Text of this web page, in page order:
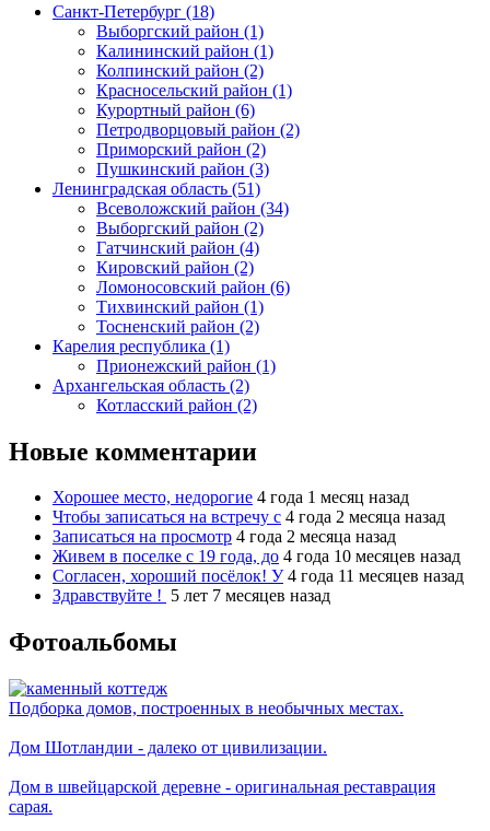
Санкт-Петербург (18)
Выборгский район (1)
Калининский район (1)
Колпинский район (2)
Красносельский район (1)
Курортный район (6)
Петродворцовый район (2)
Приморский район (2)
Пушкинский район (3)
Ленинградская область (51)
Всеволожский район (34)
Выборгский район (2)
Гатчинский район (4)
Кировский район (2)
Ломоносовский район (6)
Тихвинский район (1)
Тосненский район (2)
Карелия республика (1)
Прионежский район (1)
Архангельская область (2)
Котласский район (2)
Новые комментарии
Хорошее место, недорогие 4 года 1 месяц назад
Чтобы записаться на встречу с 4 года 2 месяца назад
Записаться на просмотр 4 года 2 месяца назад
Живем в поселке с 19 года, до 4 года 10 месяцев назад
Согласен, хороший посёлок! У 4 года 11 месяцев назад
Здравствуйте ! 5 лет 7 месяцев назад
Фотоальбомы
Подборка домов, построенных в необычных местах.
Дом Шотландии - далеко от цивилизации.
Дом в швейцарской деревне - оригинальная реставрация
сарая.